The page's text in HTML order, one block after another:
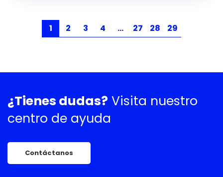
1 2 3 4 … 27 28 29
¿Tienes dudas? Visita nuestro
centro de ayuda
Contáctanos